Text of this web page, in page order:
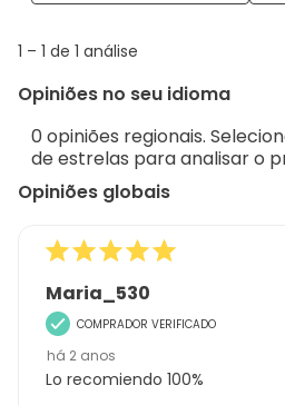
1
1
análise
1 – 1 de 1 análise
Opiniões no seu idioma
0 opiniões regionais.
de estrelas para analisar o
Opiniões globais
Maria_530
COMPRADOR VERIFICADO
há 2 anos
Lo recomiendo 100%